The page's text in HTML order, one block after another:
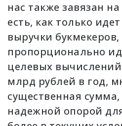
нас также завязан
есть, как только
выручки букмекеров,
пропорционально
целевых вычислений
млрд рублей в год,
существенная сумма,
надежной опорой